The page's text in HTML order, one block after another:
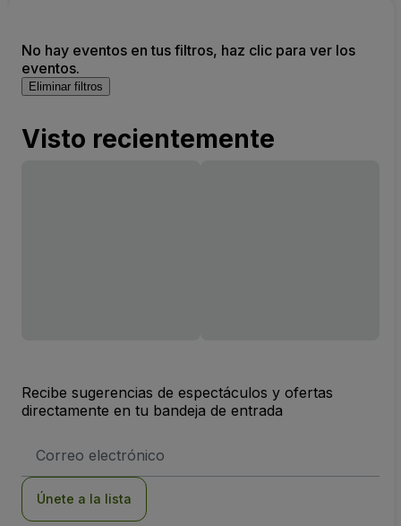
No hay eventos en tus filtros, haz clic para ver los
eventos.
Eliminar filtros
Visto recientemente
Recibe sugerencias de espectáculos y ofertas
directamente en tu bandeja de entrada
de
Únete a la lista